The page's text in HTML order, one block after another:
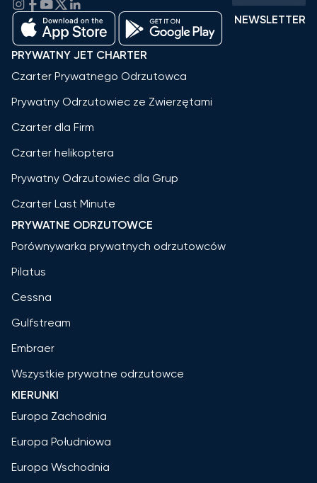
NEWSLETTER
PRYWATNY JET CHARTER
Czarter Prywatnego Odrzutowca
Prywatny Odrzutowiec ze Zwierzętami
Czarter dla Firm
Czarter helikoptera
Prywatny Odrzutowiec dla Grup
Czarter Last Minute
PRYWATNE ODRZUTOWCE
Porównywarka prywatnych odrzutowców
Pilatus
Cessna
Gulfstream
Embraer
Wszystkie prywatne odrzutowce
KIERUNKI
Europa Zachodnia
Europa Południowa
Europa Wschodnia